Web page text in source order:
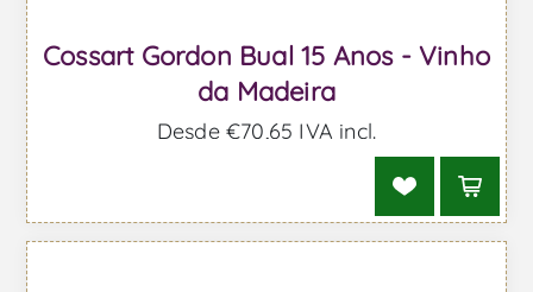
Cossart Gordon Bual 15 Anos - Vinho
da Madeira
Desde €70,65 IVA incl.